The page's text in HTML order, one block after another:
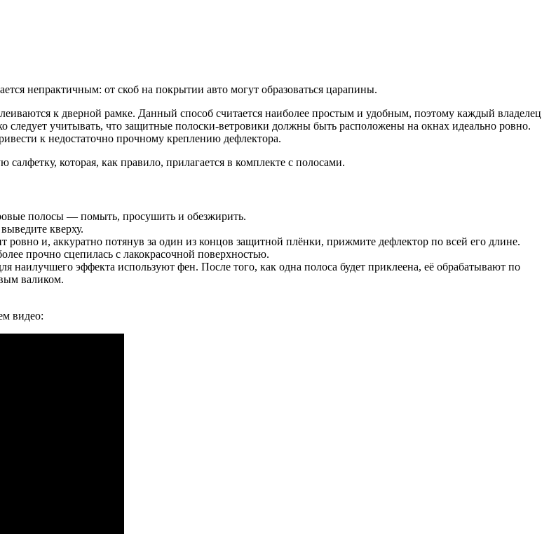
непрактичным: от скоб на покрытии авто могут образоваться царапины.
к дверной рамке. Данный способ считается наиболее простым и удобным, поэтому каждый владелец
учитывать, что защитные полоски-ветровики должны быть расположены на окнах идеально ровно.
к недостаточно прочному креплению дефлектора.
которая, как правило, прилагается в комплекте с полосами.
полосы — помыть, просушить и обезжирить.
кверху.
и, аккуратно потянув за один из концов защитной плёнки, прижмите дефлектор по всей его длине.
прочно сцепилась с лакокрасочной поверхностью.
наилучшего эффекта используют фен. После того, как одна полоса будет приклеена, её обрабатывают по
валиком.
видео: